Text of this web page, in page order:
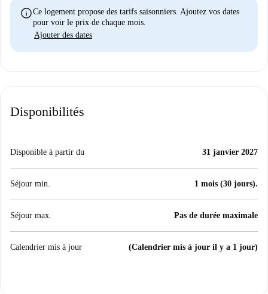
infoCe logement propose des tarifs saisonniers. Ajoutez vos dates
pour voir le prix de chaque mois.
Ajouter des dates
Disponibilités
Disponible à partir du 31 janvier 2027
Séjour min. 1 mois (30 jours).
Séjour max. Pas de durée maximale
Calendrier mis à jour (Calendrier mis à jour il y a 1 jour)